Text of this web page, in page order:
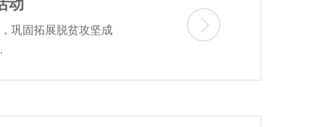
动
巩固拓展脱贫攻坚成